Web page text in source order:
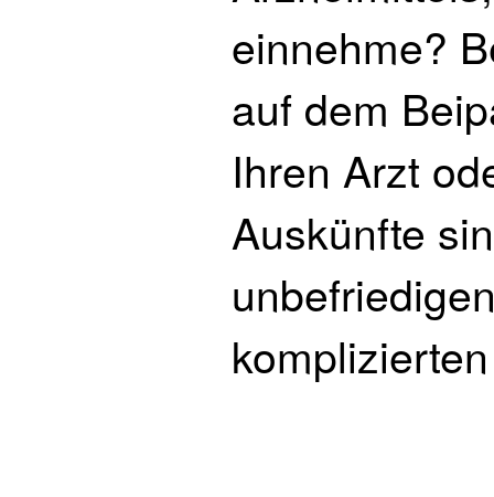
einnehme?
auf dem
Ihren Arzt
Auskünfte